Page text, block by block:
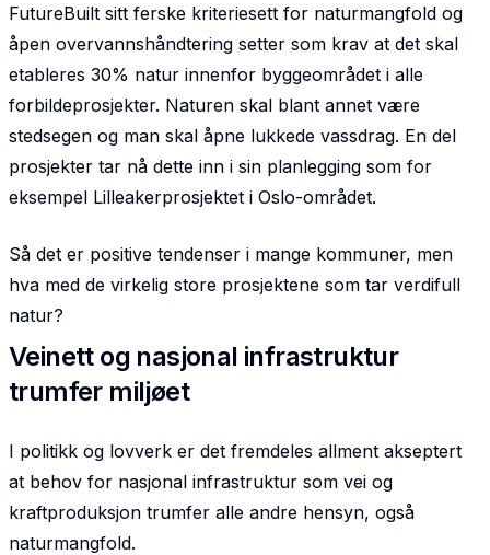
FutureBuilt sitt ferske kriteriesett for naturmangfold og
åpen overvannshåndtering setter som krav at det skal
etableres 30% natur innenfor byggeområdet i alle
forbildeprosjekter. Naturen skal blant annet være
stedsegen og man skal åpne lukkede vassdrag. En del
prosjekter tar nå dette inn i sin planlegging som for
eksempel Lilleakerprosjektet i Oslo-området.
Så det er positive tendenser i mange kommuner, men
hva med de virkelig store prosjektene som tar verdifull
natur?
Veinett og nasjonal infrastruktur
trumfer miljøet
I politikk og lovverk er det fremdeles allment akseptert
at behov for nasjonal infrastruktur som vei og
kraftproduksjon trumfer alle andre hensyn, også
naturmangfold.